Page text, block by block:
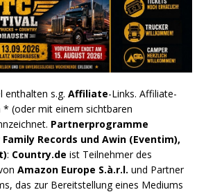
enthalten s.g. Affiliate-Links. Affiliate-
* (oder mit einem sichtbaren
Partnerprogramme
Family Records und Awin (Eventim),
: Country.de ist Teilnehmer des
Amazon Europe S.à.r.l. und Partner
das zur Bereitstellung eines Mediums